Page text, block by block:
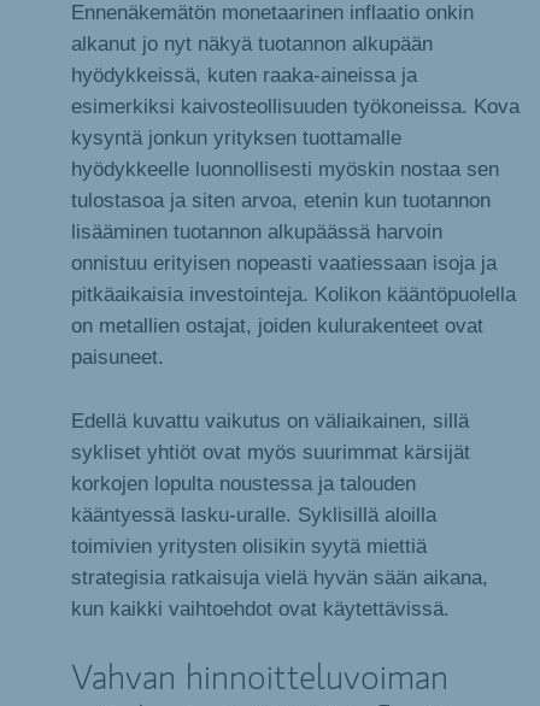
Ennenäkemätön monetaarinen inflaatio onkin
alkanut jo nyt näkyä tuotannon alkupään
hyödykkeissä, kuten raaka-aineissa ja
esimerkiksi kaivosteollisuuden työkoneissa. Kova
kysyntä jonkun yrityksen tuottamalle
hyödykkeelle luonnollisesti myöskin nostaa sen
tulostasoa ja siten arvoa, etenin kun tuotannon
lisääminen tuotannon alkupäässä harvoin
onnistuu erityisen nopeasti vaatiessaan isoja ja
pitkäaikaisia investointeja. Kolikon kääntöpuolella
on metallien ostajat, joiden kulurakenteet ovat
paisuneet.
Edellä kuvattu vaikutus on väliaikainen, sillä
sykliset yhtiöt ovat myös suurimmat kärsijät
korkojen lopulta noustessa ja talouden
kääntyessä lasku-uralle. Syklisillä aloilla
toimivien yritysten olisikin syytä miettiä
strategisia ratkaisuja vielä hyvän sään aikana,
kun kaikki vaihtoehdot ovat käytettävissä.
Vahvan hinnoitteluvoiman